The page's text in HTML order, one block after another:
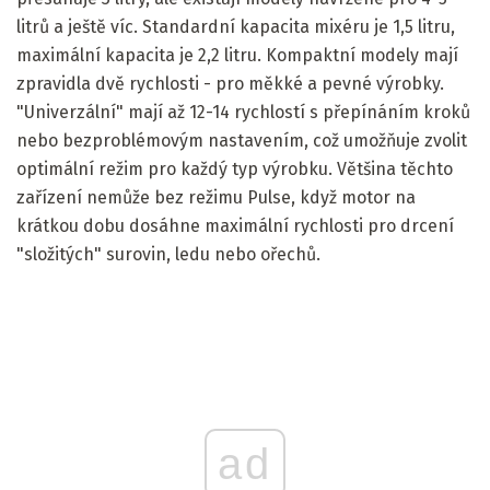
litrů a ještě víc. Standardní kapacita mixéru je 1,5 litru,
maximální kapacita je 2,2 litru. Kompaktní modely mají
zpravidla dvě rychlosti - pro měkké a pevné výrobky.
"Univerzální" mají až 12-14 rychlostí s přepínáním kroků
nebo bezproblémovým nastavením, což umožňuje zvolit
optimální režim pro každý typ výrobku. Většina těchto
zařízení nemůže bez režimu Pulse, když motor na
krátkou dobu dosáhne maximální rychlosti pro drcení
"složitých" surovin, ledu nebo ořechů.
ad